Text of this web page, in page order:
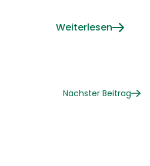
Weiterlesen
Nächster Beitrag